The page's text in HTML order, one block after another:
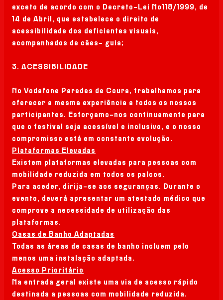
exceto de acordo com o Decreto-Lei No118/1999, de
14 de Abril, que estabelece o direito de
acessibilidade dos deficientes visuais,
acompanhados de cães- guia;
3. ACESSIBILIDADE
No Vodafone Paredes de Coura, trabalhamos para
oferecer a mesma experiência a todos os nossos
participantes. Esforçamo-nos continuamente para
que o festival seja acessível e inclusivo, e o nosso
compromisso está em constante evolução.
Plataformas Elevadas
Existem plataformas elevadas para pessoas com
mobilidade reduzida em todos os palcos.
Para aceder, dirija-se aos seguranças. Durante o
evento, deverá apresentar um atestado médico que
comprove a necessidade de utilização das
plataformas.
Casas de Banho Adaptadas
Todas as áreas de casas de banho incluem pelo
menos uma instalação adaptada.
Acesso Prioritário
Na entrada geral existe uma via de acesso rápido
destinada a pessoas com mobilidade reduzida.